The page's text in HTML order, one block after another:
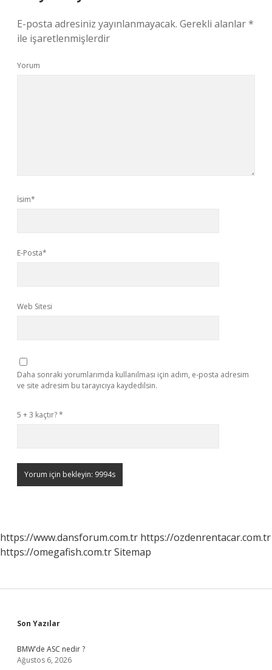
E-posta adresiniz yayınlanmayacak. Gerekli alanlar*
ile işaretlenmişlerdir
Yorum
İsim*
E-Posta*
Web Sitesi
Daha sonraki yorumlarımda kullanılması için adım, e-posta adresim
ve site adresim bu tarayıcıya kaydedilsin.
5 + 3 kaçtır?*
https://www.dansforum.com.tr https://ozdenrentacar.com.tr
https://omegafish.com.trSitemap
Sidebar
Son Yazılar
BMW’de ASC nedir ?
Ağustos 6, 2026